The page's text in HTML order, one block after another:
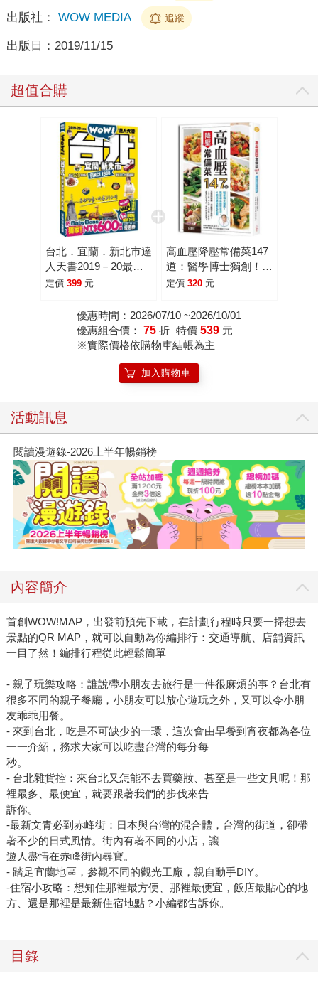
出版社： WOW MEDIA 追蹤
出版日： 2019/11/15
超值合購
台北．宜蘭．新北市達
人天書2019－20最新
版
定價 399 元
高血壓降壓常備菜147
道：醫學博士獨創！降
壓通血路飲食法，4週
定價 320 元
優惠時間：2026/07/10 ~2026/10/01
優惠組合價： 75 折 特價 539 元
※實際價格依購物車結帳為主
加入購物車
活動訊息
閱讀漫遊錄-2026上半年暢銷榜
內容簡介
首創WOW!MAP，出發前預先下載，在計劃行程時只要一掃想去
景點的QR MAP，就可以自動為你編排行：交通導航、店舖資訊
一目了然！編排行程從此輕鬆簡單
- 親子玩樂攻略：誰說帶小朋友去旅行是一件很麻煩的事？台北有
很多不同的親子餐廳，小朋友可以放心遊玩之外，又可以令小朋
友乖乖用餐。
- 來到台北，吃是不可缺少的一環，這次會由早餐到宵夜都為各位
一一介紹，務求大家可以吃盡台灣的每分每
秒。
- 台北雜貨控：來台北又怎能不去買藥妝、甚至是一些文具呢！那
裡最多、最便宜，就要跟著我們的步伐來告
訴你。
-最新文青必到赤峰街：日本與台灣的混合體，台灣的街道，卻帶
著不少的日式風情。街內有著不同的小店，讓
遊人盡情在赤峰街內尋寶。
- 踏足宜蘭地區，參觀不同的觀光工廠，親自動手DIY。
-住宿小攻略：想知住那裡最方便、那裡最便宜，飯店最貼心的地
方、還是那裡是最新住宿地點？小編都告訴你。
目錄